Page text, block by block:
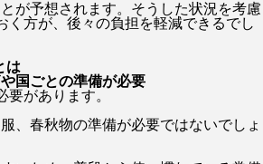
が予想されます。そうした状況を考慮
方が、後々の負担を軽減できるでし
は
国ごとの準備が必要
があります。
、春秋物の準備が必要ではないでしょ